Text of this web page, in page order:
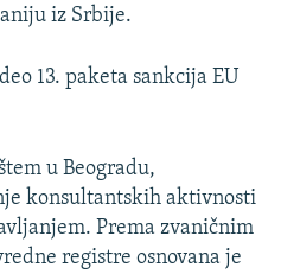
iz Srbije.
13. paketa sankcija EU
u Beogradu,
konsultantskih aktivnosti
Prema zvaničnim
registre osnovana je